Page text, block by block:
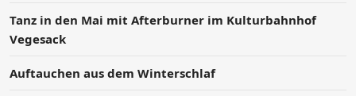
Tanz in den Mai mit Afterburner im Kulturbahnhof
Vegesack
Auftauchen aus dem Winterschlaf